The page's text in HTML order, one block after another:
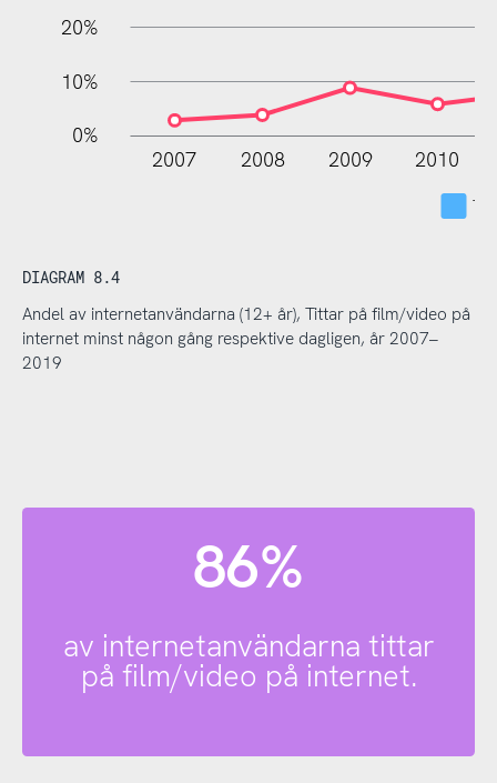
20%
10%
0%
2007 2008 2009 2010
DIAGRAM 8.4
Andel av internetanvändarna (12+ år), Tittar på film/video på
internet minst någon gång respektive dagligen, år 2007–
2019
86%
av internetanvändarna tittar
på film/video på internet.